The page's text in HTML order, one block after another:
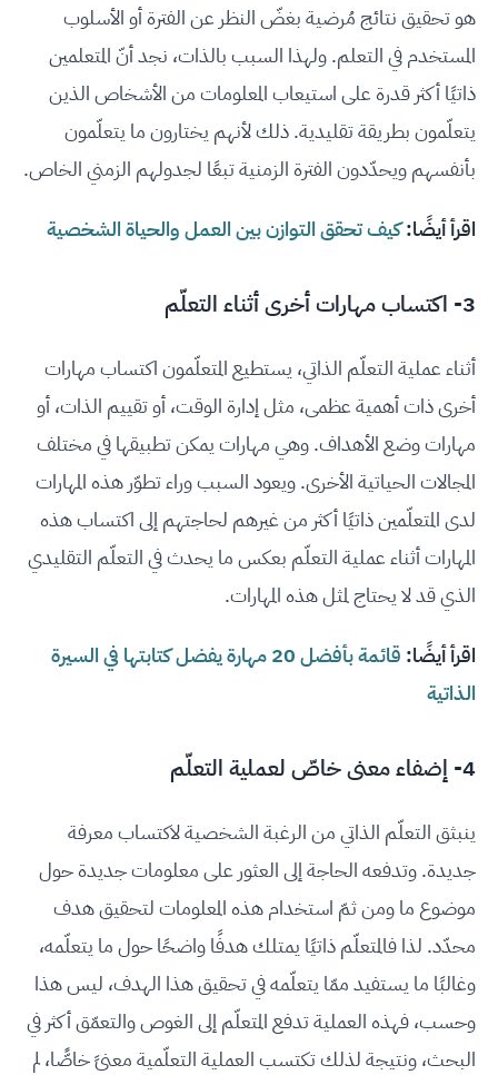
هو تحقيق نتائج مُرضية بغضّ النظر عن الفترة أو الأسلوب
المستخدم في التعلم. ولهذا السبب بالذات، نجد أنّ المتعلمين
ذاتيًا أكثر قدرة على استيعاب المعلومات من الأشخاص الذين
يتعلّمون بطريقة تقليدية. ذلك لأنهم يختارون ما يتعلّمون
بأنفسهم ويحدّدون الفترة الزمنية تبعًا لجدولهم الزمني الخاص.
اقرأ أيضًا:كيف تحقق التوازن بين العمل والحياة الشخصية
3- اكتساب مهارات أخرى أثناء التعلّم
أثناء عملية التعلّم الذاتي، يستطيع المتعلّمون اكتساب مهارات
أخرى ذات أهمية عظمى، مثل إدارة الوقت، أو تقييم الذات، أو
مهارات وضع الأهداف. وهي مهارات يمكن تطبيقها في مختلف
المجالات الحياتية الأخرى. ويعود السبب وراء تطوّر هذه المهارات
لدى المتعلّمين ذاتيًا أكثر من غيرهم لحاجتهم إلى اكتساب هذه
المهارات أثناء عملية التعلّم بعكس ما يحدث في التعلّم التقليدي
الذي قد لا يحتاج لمثل هذه المهارات.
اقرأ أيضًا:
قائمة بأفضل 20 مهارة يفضل كتابتها في السيرة
الذاتية
4- إضفاء معنى خاصّ لعملية التعلّم
ينبثق التعلّم الذاتي من الرغبة الشخصية لاكتساب معرفة
جديدة. وتدفعه الحاجة إلى العثور على معلومات جديدة حول
موضوع ما ومن ثمّ استخدام هذه المعلومات لتحقيق هدف
محدّد. لذا فالمتعلّم ذاتيًا يمتلك هدفًا واضحًا حول ما يتعلّمه،
وغالبًا ما يستفيد ممّا يتعلّمه في تحقيق هذا الهدف، ليس هذا
وحسب، فهذه العملية تدفع المتعلّم إلى الغوص والتعمّق أكثر في
البحث، ونتيجة لذلك تكتسب العملية التعلّمية معنىً خاصًّا، لم